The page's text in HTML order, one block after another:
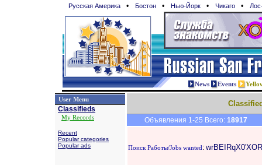
Русская Америка • Бостон • Нью-Йорк • Чикаго •
News Events
User Menu
Classifieds
My Records
Recent
Popular categories
Popular ads
Объявления 1-25 Всего: 18917
Поиск Работы/Jobs wanted :